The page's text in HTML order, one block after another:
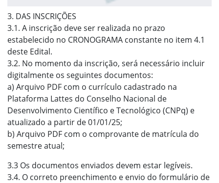
3. DAS INSCRIÇÕES
3.1. A inscrição deve ser realizada no prazo
estabelecido no CRONOGRAMA constante no item 4.1
deste Edital.
3.2. No momento da inscrição, será necessário incluir
digitalmente os seguintes documentos:
a) Arquivo PDF com o currículo cadastrado na
Plataforma Lattes do Conselho Nacional de
Desenvolvimento Científico e Tecnológico (CNPq) e
atualizado a partir de 01/01/25;
b) Arquivo PDF com o comprovante de matrícula do
semestre atual;
3.3 Os documentos enviados devem estar legíveis.
3.4. O correto preenchimento e envio do formulário de